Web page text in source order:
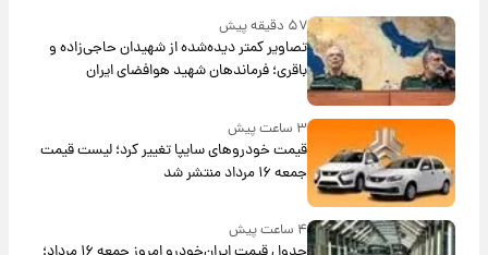
۵۷ دقیقه پیش
تصاویر کمتر دیده‌شده از شهیدان حاجی‌زاده و
باقری؛ فرماندهان شهید هوافضای ایران
۳ ساعت پیش
قیمت خودروهای سایپا تغییر کرد؛ لیست قیمت
جمعه ۱۶ مرداد منتشر شد
۴ ساعت پیش